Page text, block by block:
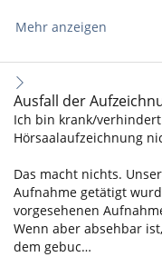
Mehr anzeigen
Ausfall der
Ich bin krank/
Hörsaalaufzeichnung
Das macht nichts.
Aufnahme getätigt
vorgesehenen
Wenn aber absehbar
dem gebuc…